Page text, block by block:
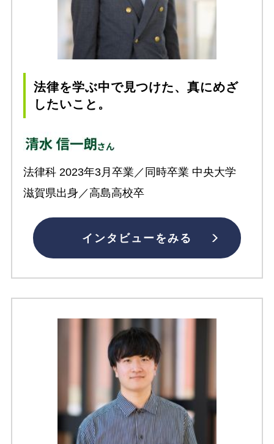
法律を学ぶ中で見つけた、真にめざ
したいこと。
法律科 2023年3月卒業／同時卒業 中央大学
滋賀県出身／高島高校卒
インタビューをみる